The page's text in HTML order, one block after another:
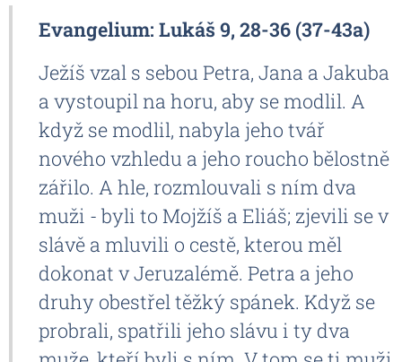
Evangelium: Lukáš 9, 28-36 (37-43a)
Ježíš vzal s sebou Petra, Jana a Jakuba
a vystoupil na horu, aby se modlil. A
když se modlil, nabyla jeho tvář
nového vzhledu a jeho roucho bělostně
zářilo. A hle, rozmlouvali s ním dva
muži - byli to Mojžíš a Eliáš; zjevili se v
slávě a mluvili o cestě, kterou měl
dokonat v Jeruzalémě. Petra a jeho
druhy obestřel těžký spánek. Když se
probrali, spatřili jeho slávu i ty dva